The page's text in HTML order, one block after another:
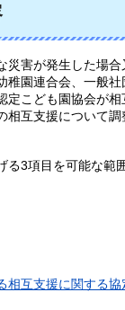
災害が発生した場
稚園連合会、一般
定こども園協会が
相互支援について調
3項目を可能な範
相互支援に関する協